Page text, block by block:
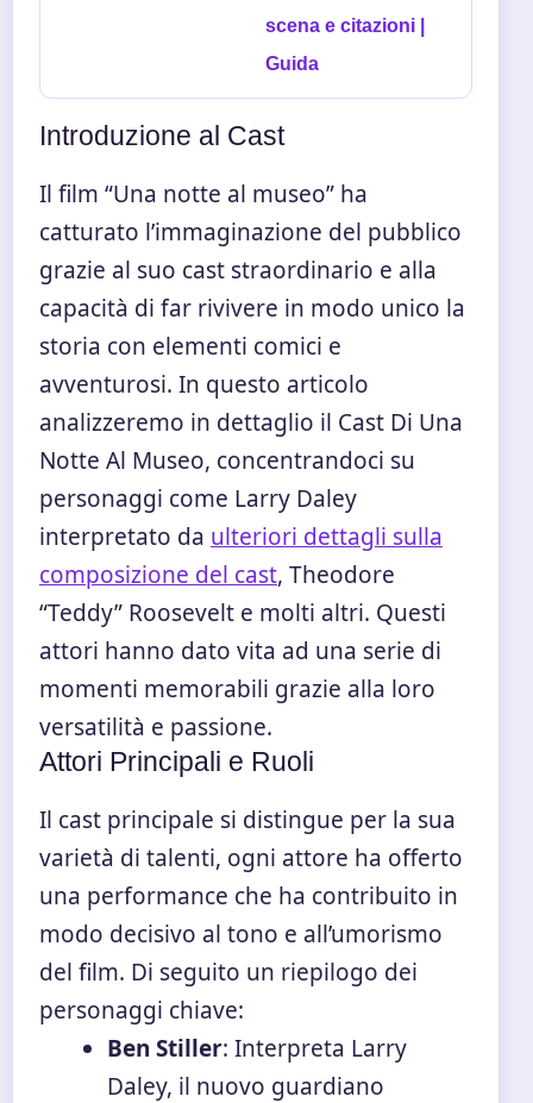
scena e citazioni |
Guida
Introduzione al Cast
Il film “Una notte al museo” ha
catturato l’immaginazione del pubblico
grazie al suo cast straordinario e alla
capacità di far rivivere in modo unico la
storia con elementi comici e
avventurosi. In questo articolo
analizzeremo in dettaglio il Cast Di Una
Notte Al Museo, concentrandoci su
personaggi come Larry Daley
interpretato da ulteriori dettagli sulla
composizione del cast, Theodore
“Teddy” Roosevelt e molti altri. Questi
attori hanno dato vita ad una serie di
momenti memorabili grazie alla loro
versatilità e passione.
Attori Principali e Ruoli
Il cast principale si distingue per la sua
varietà di talenti, ogni attore ha offerto
una performance che ha contribuito in
modo decisivo al tono e all’umorismo
del film. Di seguito un riepilogo dei
personaggi chiave:
Ben Stiller: Interpreta Larry
Daley, il nuovo guardiano